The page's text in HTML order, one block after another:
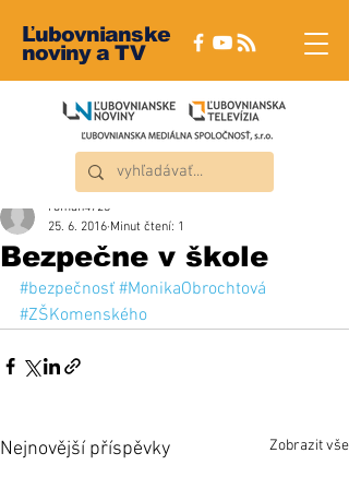
Ľubovnianske
noviny a TV
Bezpečne v škole
roman4723
25. 6. 2016 Minut čtení: 1
#bezpečnosť #MonikaObrochtová
#ZŠKomenského
Nejnovější příspěvky Zobrazit vše